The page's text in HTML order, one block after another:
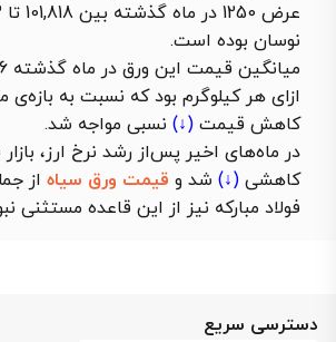
نوسان بوده است.
ازای هر کیلوگرم بود که نسبت به بازه‌ی
کاهش قیمت (↓) نسبی مواجه شد.
در ماه‌های اخیر پس‌از رشد نرخ ارز، بازار
کاهشی (↓) شد و قیمت ورق سیاه از
فولاد مبارکه نیز از این قاعده مستثنی
دسترسی سریع